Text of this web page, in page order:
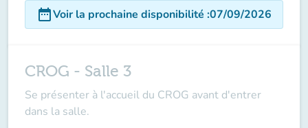
date_rangeVoir la prochaine disponibilité :07/09/2026
CROG - Salle 3
Se présenter à l'accueil du CROG avant d'entrer
dans la salle.